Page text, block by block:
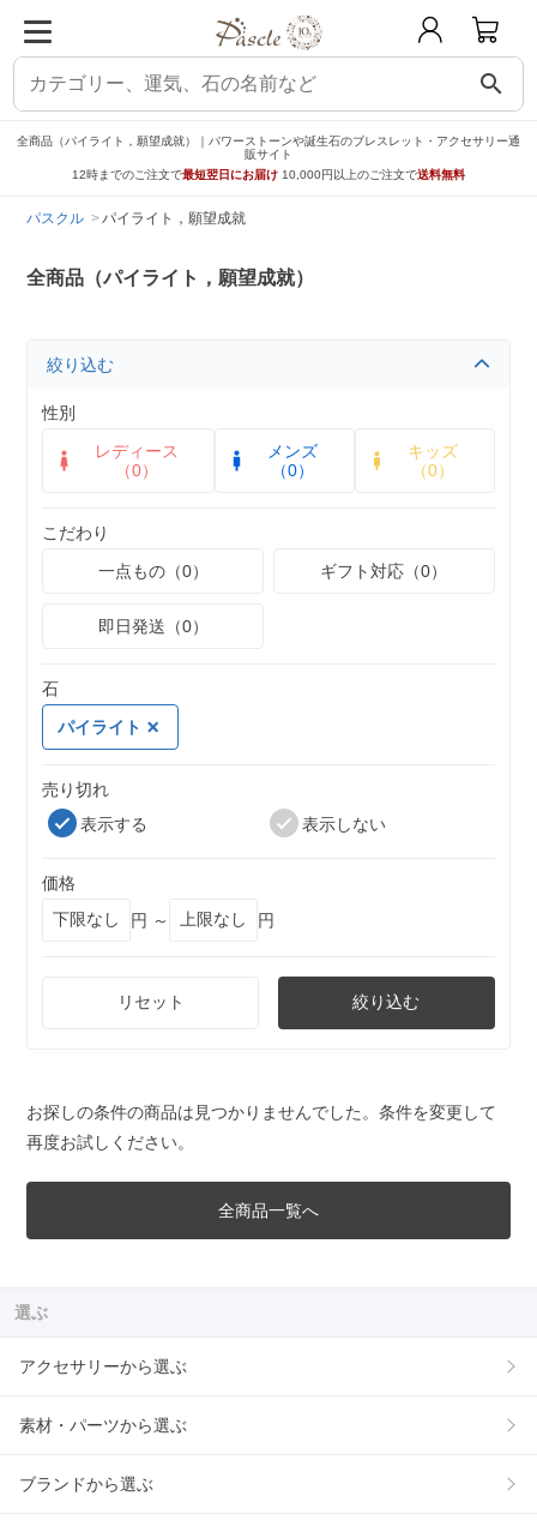
search
全商品（パイライト，願望成就）｜パワーストーンや誕生石のブレスレット・アクセサリー通
販サイト
12時までのご注文で最短翌日にお届け 10,000円以上のご注文で送料無料
パスクル パイライト，願望成就
全商品（パイライト，願望成就）
絞り込む
性別
レディース
（0）
メンズ
（0）
キッズ
（0）
こだわり
一点もの（0）
ギフト対応（0）
即日発送（0）
石
パイライト
売り切れ
表示する
表示しない
価格
円 ～
円
リセット 絞り込む
お探しの条件の商品は見つかりませんでした。条件を変更して
再度お試しください。
全商品一覧へ
選ぶ
アクセサリーから選ぶ
素材・パーツから選ぶ
ブランドから選ぶ